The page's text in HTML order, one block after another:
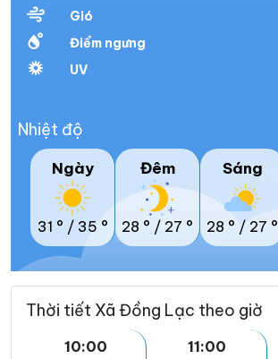
Gió
Điểm ngưng
UV
Nhiệt độ
Ngày
31 ° / 35 °
Đêm
28 ° / 27 °
Sáng
28 ° / 27 °
Thời tiết Xã Đồng Lạc theo giờ
10:00
11:00